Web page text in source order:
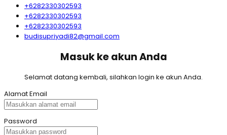
+6282330302593
+6282330302593
+6282330302593
budisupriyadi82@gmail.com
Masuk ke akun Anda
Selamat datang kembali, silahkan login ke akun Anda.
Alamat Email
Password